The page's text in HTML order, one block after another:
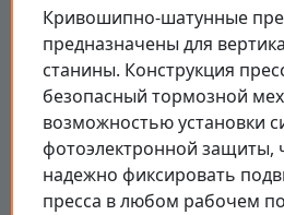
Кривошипно-шатунные
предназначены для
станины. Конструкция
безопасный тормозной
возможностью установки
фотоэлектронной защиты,
надежно фиксировать
пресса в любом рабочем